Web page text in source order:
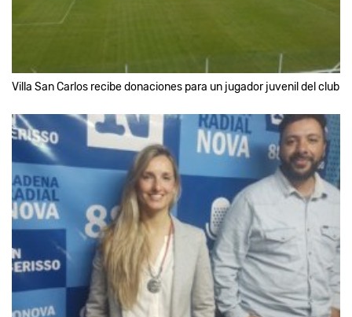
Villa San Carlos recibe donaciones para un jugador juvenil del club